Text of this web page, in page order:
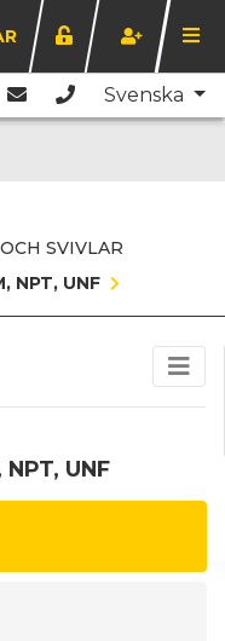
Svenska
SVIVLAR
NPT, UNF
UNF